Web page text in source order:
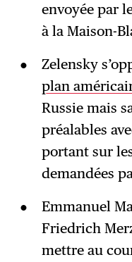
envoyée par
à la Maison-
Zelensky
plan
Russie mais
préalables
portant sur
demandées
Emmanuel
Friedrich
mettre au